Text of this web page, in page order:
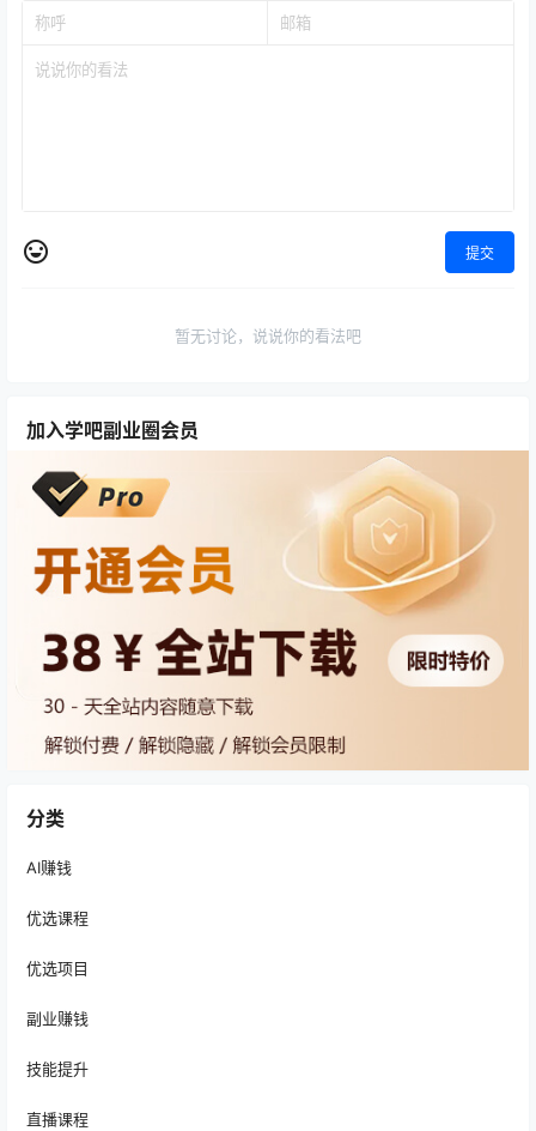
提交
暂无讨论，说说你的看法吧
加入学吧副业圈会员
分类
AI赚钱
优选课程
优选项目
副业赚钱
技能提升
直播课程